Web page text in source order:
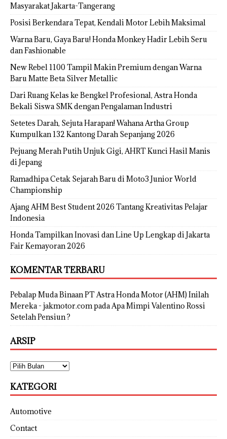
Masyarakat Jakarta-Tangerang
Posisi Berkendara Tepat, Kendali Motor Lebih Maksimal
Warna Baru, Gaya Baru! Honda Monkey Hadir Lebih Seru
dan Fashionable
New Rebel 1100 Tampil Makin Premium dengan Warna
Baru Matte Beta Silver Metallic
Dari Ruang Kelas ke Bengkel Profesional, Astra Honda
Bekali Siswa SMK dengan Pengalaman Industri
Setetes Darah, Sejuta Harapan! Wahana Artha Group
Kumpulkan 132 Kantong Darah Sepanjang 2026
Pejuang Merah Putih Unjuk Gigi, AHRT Kunci Hasil Manis
di Jepang
Ramadhipa Cetak Sejarah Baru di Moto3 Junior World
Championship
Ajang AHM Best Student 2026 Tantang Kreativitas Pelajar
Indonesia
Honda Tampilkan Inovasi dan Line Up Lengkap di Jakarta
Fair Kemayoran 2026
KOMENTAR TERBARU
Pebalap Muda Binaan PT Astra Honda Motor (AHM) Inilah
Mereka - jakmotor.compadaApa Mimpi Valentino Rossi
Setelah Pensiun ?
ARSIP
KATEGORI
Automotive
Contact